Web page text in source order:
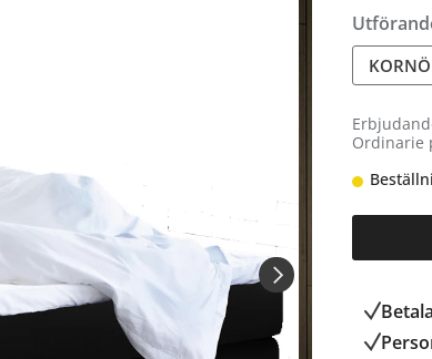
Ordinarie